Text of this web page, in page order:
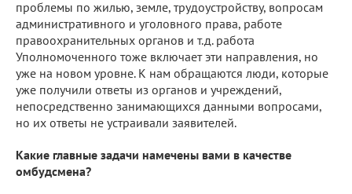
проблемы по жилью, земле, трудоустройству, вопросам
административного и уголовного права, работе
правоохранительных органов и т.д. работа
Уполномоченного тоже включает эти направления, но
уже на новом уровне. К нам обращаются люди, которые
уже получили ответы из органов и учреждений,
непосредственно занимающихся данными вопросами,
но их ответы не устраивали заявителей.
Какие главные задачи намечены вами в качестве
омбудсмена?